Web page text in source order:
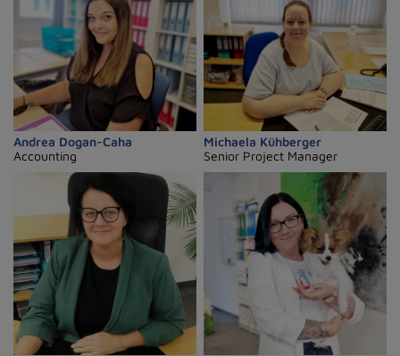
Andrea Dogan-Caha
Accounting
Michaela Kühberger
Senior Project Manager